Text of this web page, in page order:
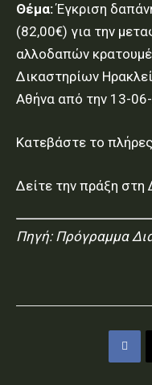
Θέμα:Έγκριση
(82,00€) για την
αλλοδαπών
Δικαστηρίων
Αθήνα από την 13-
Κατεβάστε το
Δείτε την πράξη στη
Πηγή: Πρόγραμμα